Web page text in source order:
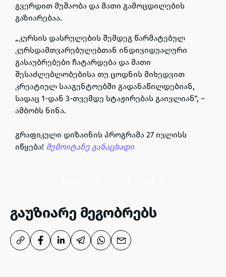
გვერდით მუშაობა და მათი გამოცდილების
გაზიარებაა.
„კურსის დასრულების შემდეგ წარმატებულ
კურსდამთვარებულებთან ინდივიდუალური
გასაუბრებები ჩატარდება და მათი
შესაძლებლობებისა თუ ცოდნის მიხედვით
კრეატიულ სააგენტოებში გადანაწილდებიან,
სადაც 1-დან 3-თვემდე სტაჟირებას გაივლიან“, –
ამბობს ნინა.
გრაფიკული დიზაინის პროგრამა 27 ივლისს
იწყება! შემოიტანე განაცხადი
გაუზიარე მეგობრებს